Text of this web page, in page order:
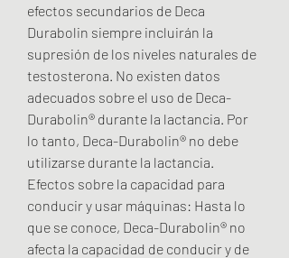
efectos secundarios de Deca
Durabolin siempre incluirán la
supresión de los niveles naturales de
testosterona. No existen datos
adecuados sobre el uso de Deca-
Durabolin® durante la lactancia. Por
lo tanto, Deca-Durabolin® no debe
utilizarse durante la lactancia.
Efectos sobre la capacidad para
conducir y usar máquinas: Hasta lo
que se conoce, Deca-Durabolin® no
afecta la capacidad de conducir y de